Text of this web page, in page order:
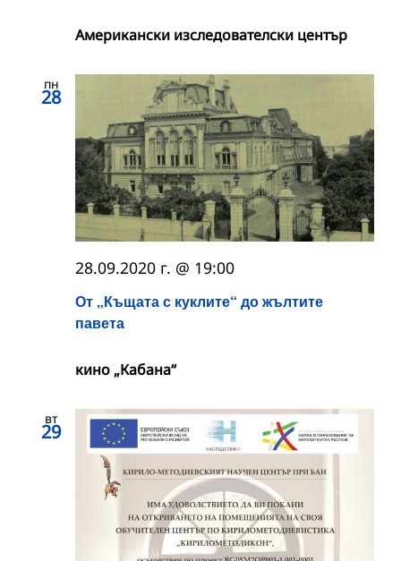
Американски изследователски център
пн
28
От „Къщата с куклите“ до жълтите
павета
28.09.2020 г. @ 19:00
кино „Кабана“
вт
29